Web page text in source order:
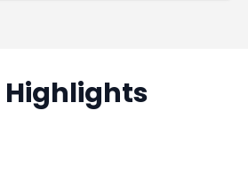
Highlights